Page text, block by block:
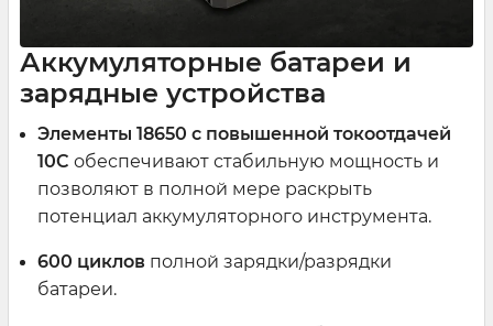
Аккумуляторные батареи и
зарядные устройства
Элементы 18650 с повышенной токоотдачей
10C обеспечивают стабильную мощность и
позволяют в полной мере раскрыть
потенциал аккумуляторного инструмента.
600 циклов полной зарядки/разрядки
батареи.